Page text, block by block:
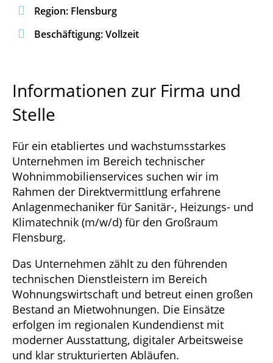
 Region: Flensburg
 Beschäftigung: Vollzeit
Informationen zur Firma und
Stelle
Für ein etabliertes und wachstumsstarkes
Unternehmen im Bereich technischer
Wohnimmobilienservices suchen wir im
Rahmen der Direktvermittlung erfahrene
Anlagenmechaniker für Sanitär-, Heizungs- und
Klimatechnik (m/w/d) für den Großraum
Flensburg.
Das Unternehmen zählt zu den führenden
technischen Dienstleistern im Bereich
Wohnungswirtschaft und betreut einen großen
Bestand an Mietwohnungen. Die Einsätze
erfolgen im regionalen Kundendienst mit
moderner Ausstattung, digitaler Arbeitsweise
und klar strukturierten Abläufen.